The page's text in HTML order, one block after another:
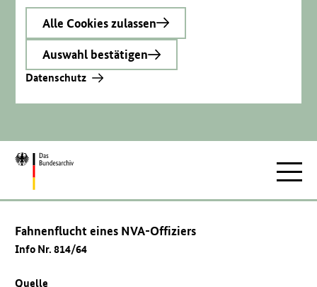
Alle Cookies zulassen
Auswahl bestätigen
Datenschutz
Zur
Fahnenflucht eines NVA-Offiziers
Info Nr. 814/64
Quelle